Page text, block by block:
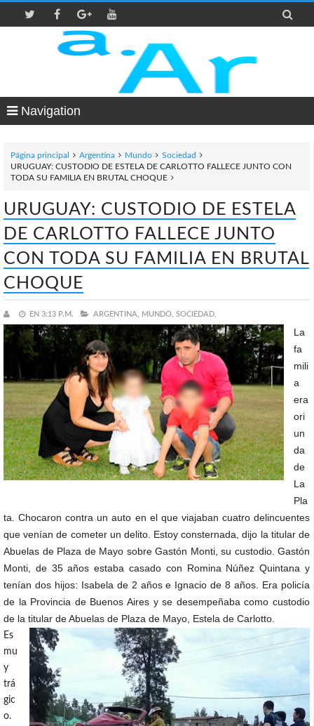

Navigation
Página principal Argentina Mundo
Sociedad
URUGUAY: CUSTODIO DE ESTELA DE CARLOTTO FALLECE JUNTO CON
TODA SU FAMILIA EN BRUTAL CHOQUE
URUGUAY: CUSTODIO DE ESTELA
DE CARLOTTO FALLECE JUNTO
CON TODA SU FAMILIA EN BRUTAL
CHOQUE
EN 3:13 P.M. ARGENTINA, MUNDO, SOCIEDAD,
La
fa
mili
a
era
ori
un
da
de
La
Pla
ta. Chocaron contra un auto en el que viajaban cuatro delincuentes
que venían de cometer un delito. Estoy consternada, dijo la titular de
Abuelas de Plaza de Mayo sobre Gastón Monti, su custodio. Gastón
Monti, de 35 años estaba casado con Romina Núñez Quintana y
tenían dos hijos: Isabela de 2 años e Ignacio de 8 años. Era policía
de la Provincia de Buenos Aires y se desempeñaba como custodio
de la titular de Abuelas de Plaza de Mayo, Estela de Carlotto.
Es
mu
y
trá
gic
o.